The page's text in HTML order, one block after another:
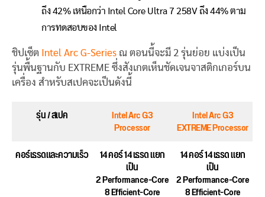
ถึง 42% เหนือกว่า Intel Core Ultra 7 258V ถึง 44% ตาม
การทดสอบของ Intel
ชิปเซ็ต Intel Arc G-Series ณ ตอนนี้จะมี 2 รุ่นย่อย แบ่งเป็น
รุ่นพื้นฐานกับ EXTREME ซึ่งสังเกตเห็นชัดเจนจาสติกเกอร์บน
เครื่อง สำหรับสเปคจะเป็นดังนี้
รุ่น / สเปค Intel Arc G3
Processor
Intel Arc G3
EXTREME Processor
คอร์เธรดและความเร็ว
14 คอร์ 14 เธรด แยก
เป็น
2 Performance-Core
8 Efficient-Core
14 คอร์ 14 เธรด แยก
เป็น
2 Performance-Core
8 Efficient-Core